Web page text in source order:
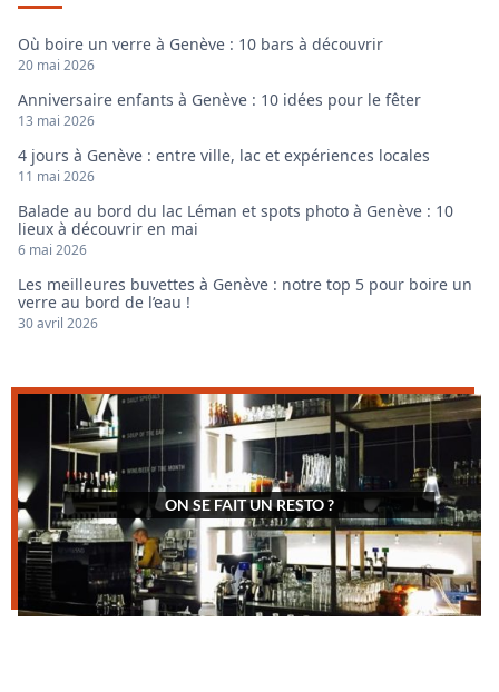
Où boire un verre à Genève : 10 bars à découvrir
20 mai 2026
Anniversaire enfants à Genève : 10 idées pour le fêter
13 mai 2026
4 jours à Genève : entre ville, lac et expériences locales
11 mai 2026
Balade au bord du lac Léman et spots photo à Genève : 10
lieux à découvrir en mai
6 mai 2026
Les meilleures buvettes à Genève : notre top 5 pour boire un
verre au bord de l’eau !
30 avril 2026
ON SE FAIT UN RESTO ?